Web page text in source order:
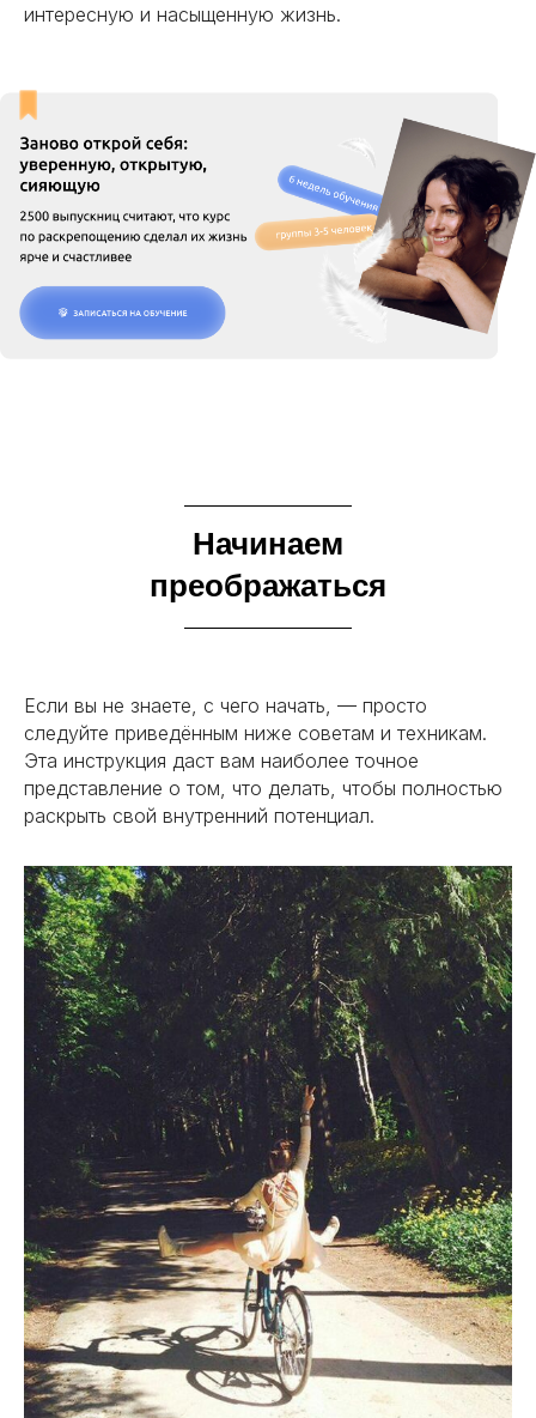
интересную и насыщенную жизнь.
Начинаем
преображаться
Если вы не знаете, с чего начать, — просто
следуйте приведённым ниже советам и техникам.
Эта инструкция даст вам наиболее точное
представление о том, что делать, чтобы полностью
раскрыть свой внутренний потенциал.